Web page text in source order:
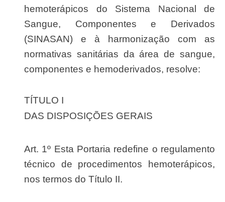
hemoterápicos do Sistema Nacional de
Sangue, Componentes e Derivados
(SINASAN) e à harmonização com as
normativas sanitárias da área de sangue,
componentes e hemoderivados, resolve:
TÍTULO I
DAS DISPOSIÇÕES GERAIS
Art. 1º Esta Portaria redefine o regulamento
técnico de procedimentos hemoterápicos,
nos termos do Título II.